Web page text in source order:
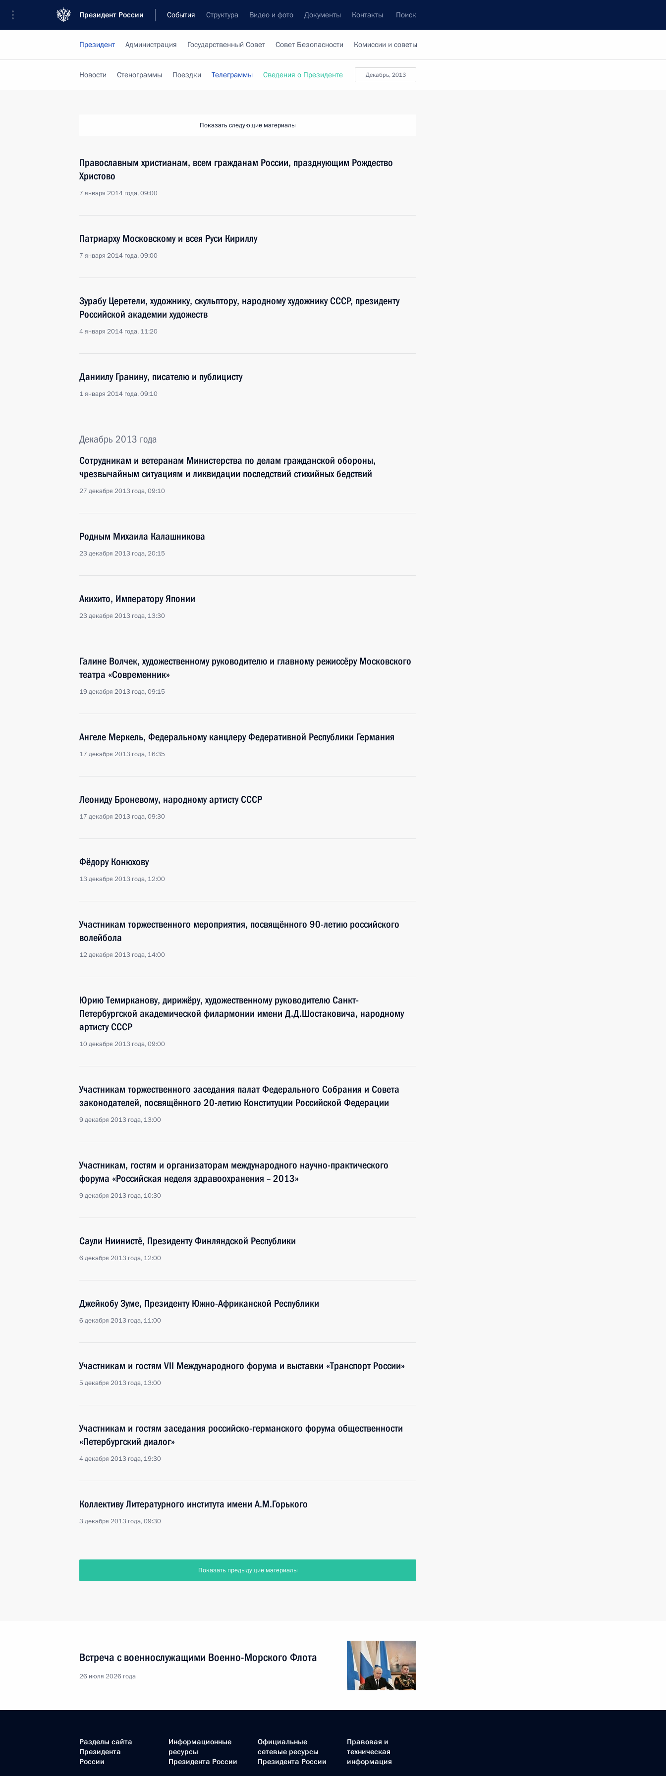
Президент России События Структура Видео и фото Документы Контакты Поиск
Президент Администрация Государственный Совет Совет Безопасности Комиссии и советы
декабрь, 2013
Новости Стенограммы Поездки Телеграммы Сведения о Президенте
Показать следующие материалы
Православным христианам, всем гражданам России, празднующим Рождество
Христово
7 января 2014 года, 09:00
Патриарху Московскому и всея Руси Кириллу
7 января 2014 года, 09:00
Зурабу Церетели, художнику, скульптору, народному художнику СССР, президенту
Российской академии художеств
4 января 2014 года, 11:20
Даниилу Гранину, писателю и публицисту
1 января 2014 года, 09:10
Декабрь 2013 года
Сотрудникам и ветеранам Министерства по делам гражданской обороны,
чрезвычайным ситуациям и ликвидации последствий стихийных бедствий
27 декабря 2013 года, 09:10
Родным Михаила Калашникова
23 декабря 2013 года, 20:15
Акихито, Императору Японии
23 декабря 2013 года, 13:30
Галине Волчек, художественному руководителю и главному режиссёру Московского
театра «Современник»
19 декабря 2013 года, 09:15
Ангеле Меркель, Федеральному канцлеру Федеративной Республики Германия
17 декабря 2013 года, 16:35
Леониду Броневому, народному артисту СССР
17 декабря 2013 года, 09:30
Фёдору Конюхову
13 декабря 2013 года, 12:00
Участникам торжественного мероприятия, посвящённого 90-летию российского
волейбола
12 декабря 2013 года, 14:00
Юрию Темирканову, дирижёру, художественному руководителю Санкт-
Петербургской академической филармонии имени Д.Д.Шостаковича, народному
артисту СССР
10 декабря 2013 года, 09:00
Участникам торжественного заседания палат Федерального Собрания и Совета
законодателей, посвящённого 20-летию Конституции Российской Федерации
9 декабря 2013 года, 13:00
Участникам, гостям и организаторам международного научно-практического
форума «Российская неделя здравоохранения – 2013»
9 декабря 2013 года, 10:30
Саули Ниинистё, Президенту Финляндской Республики
6 декабря 2013 года, 12:00
Джейкобу Зуме, Президенту Южно-Африканской Республики
6 декабря 2013 года, 11:00
Участникам и гостям VII Международного форума и выставки «Транспорт России»
5 декабря 2013 года, 13:00
Участникам и гостям заседания российско-германского форума общественности
«Петербургский диалог»
4 декабря 2013 года, 19:30
Коллективу Литературного института имени А.М.Горького
3 декабря 2013 года, 09:30
Показать предыдущие материалы
Встреча с военнослужащими Военно-Морского Флота
26 июля 2026 года
Разделы сайта
Президента
России
Информационные
ресурсы
Президента России
Официальные
сетевые ресурсы
Президента России
Правовая и
техническая
информация